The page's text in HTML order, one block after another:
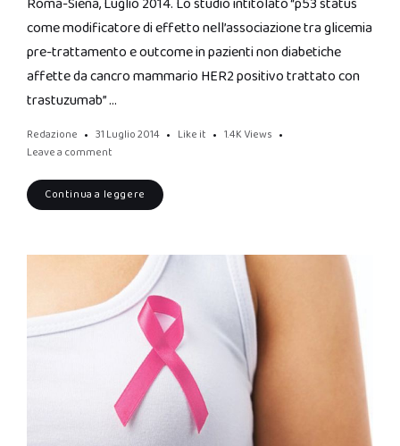
come modificatore di effetto nell’associazione tra glicemia
pre-trattamento e outcome in pazienti non diabetiche
affette da cancro mammario HER2 positivo trattato con
trastuzumab” …
Redazione 31 Luglio 2014 Like it 1.4K Views
Leave a comment
Continua a leggere